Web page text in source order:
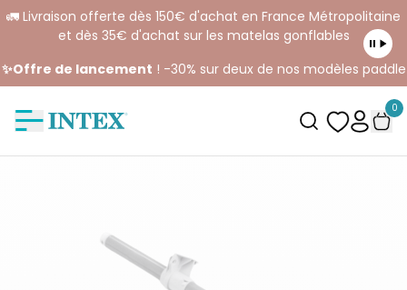
🚛 Livraison offerte dès 150€ d'achat en France Métropolitaine
et dès 35€ d'achat sur les matelas gonflables
✨Offre de lancement ! -30% sur deux de nos modèles paddle
0